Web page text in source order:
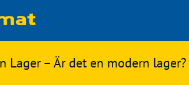
Lager – Är det en modern lager?